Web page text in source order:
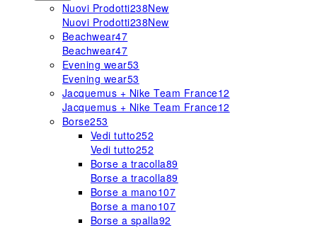
Nuovi Prodotti238New
Nuovi Prodotti238New
Beachwear47
Beachwear47
Evening wear53
Evening wear53
Jacquemus + Nike Team France12
Jacquemus + Nike Team France12
Borse253
Vedi tutto252
Vedi tutto252
Borse a tracolla89
Borse a tracolla89
Borse a mano107
Borse a mano107
Borse a spalla92